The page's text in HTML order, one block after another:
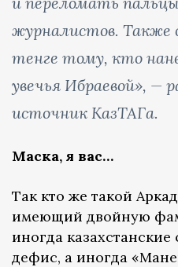
журналистов. Также
тенге тому, кто
увечья Ибраевой», —
источник КазТАГа.
Маска, я вас…
Так кто же такой
имеющий двойную
иногда
дефис, а иногда